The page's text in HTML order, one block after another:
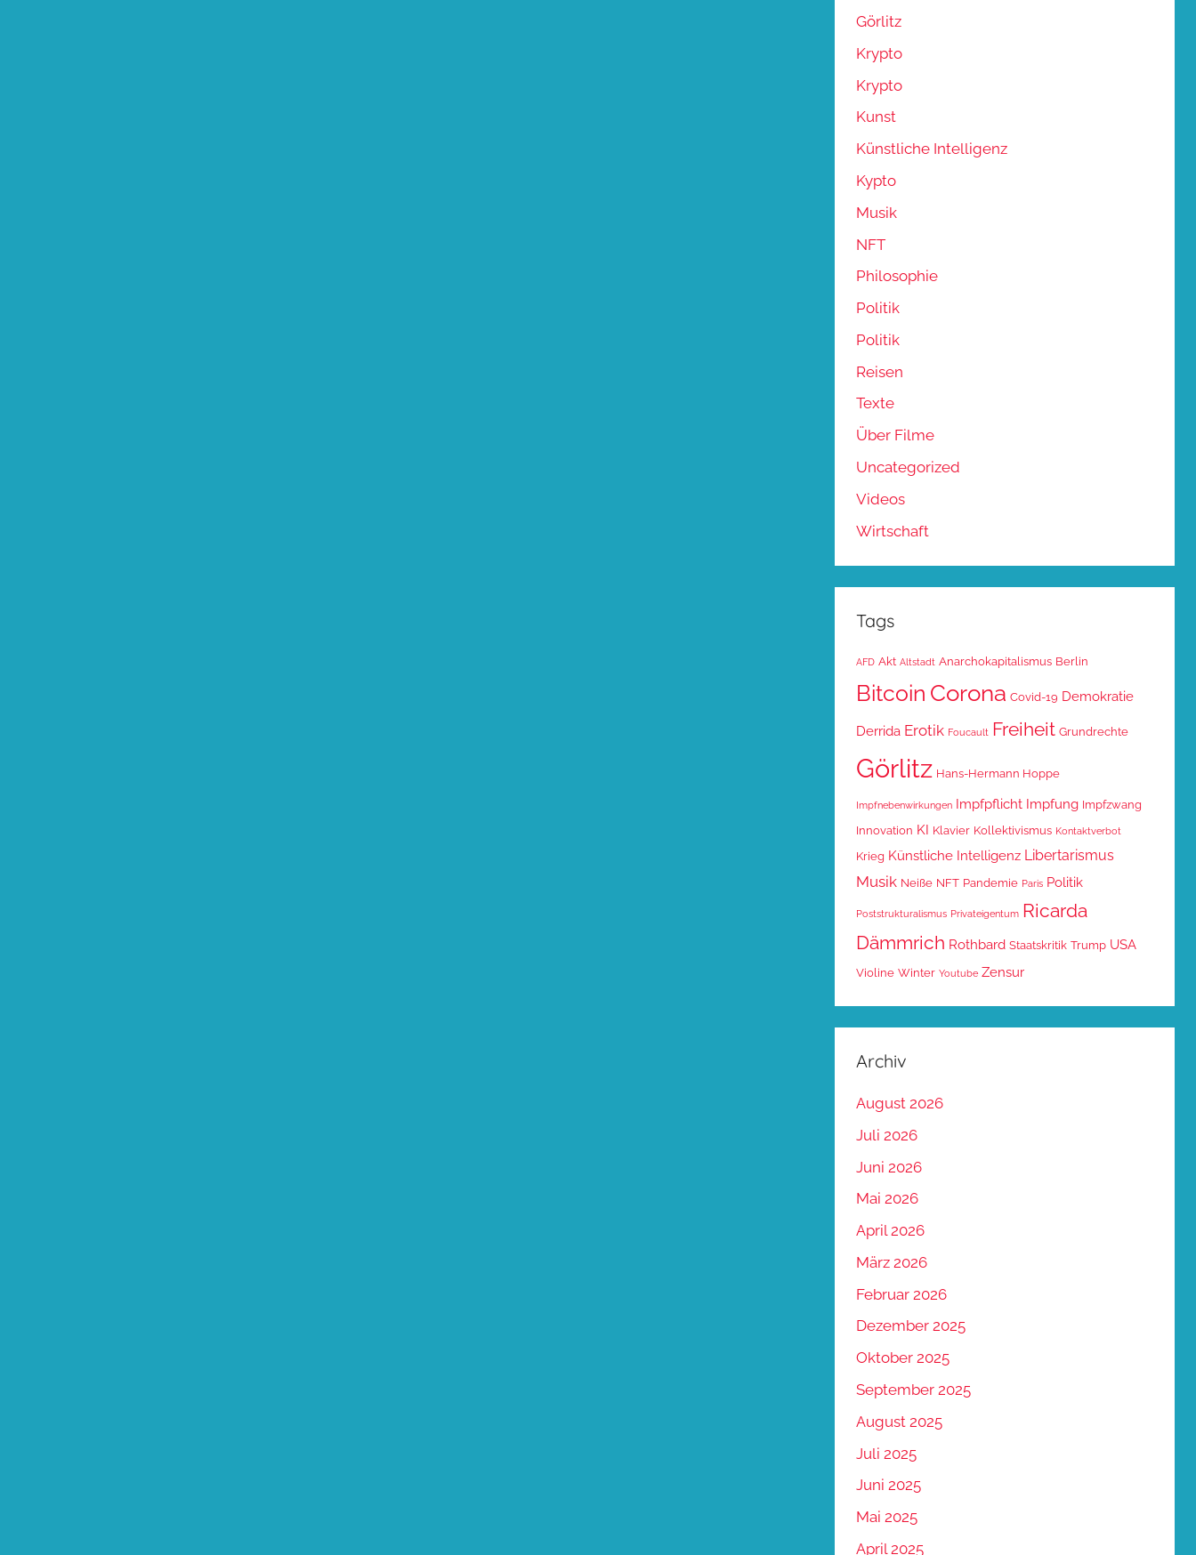
Görlitz
Krypto
Krypto
Kunst
Künstliche Intelligenz
Kypto
Musik
NFT
Philosophie
Politik
Politik
Reisen
Texte
Über Filme
Uncategorized
Videos
Wirtschaft
Tags
AFD Akt Altstadt Anarchokapitalismus Berlin
Bitcoin Corona Covid-19 Demokratie
Derrida Erotik Foucault Freiheit Grundrechte
Görlitz Hans-Hermann Hoppe
Impfnebenwirkungen Impfpflicht Impfung Impfzwang
Innovation KI Klavier Kollektivismus Kontaktverbot
Krieg Künstliche Intelligenz Libertarismus
Musik Neiße NFT Pandemie Paris Politik
Poststrukturalismus Privateigentum Ricarda
Dämmrich Rothbard Staatskritik Trump USA
Violine Winter Youtube Zensur
Archiv
August 2026
Juli 2026
Juni 2026
Mai 2026
April 2026
März 2026
Februar 2026
Dezember 2025
Oktober 2025
September 2025
August 2025
Juli 2025
Juni 2025
Mai 2025
April 2025